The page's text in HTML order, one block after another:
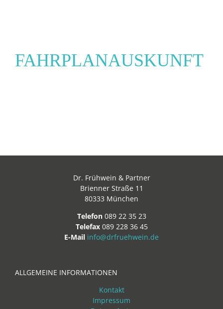
FAHRPLANAUSKUNFT
Dr. Frühwein & Partner
Brienner Straße 11
80333 München
Telefon089 22 35 23
Telefax089 228 36 45
E-Mail info@drfruehwein.de
ALLGEMEINE INFORMATIONEN
Kontakt
Impressum